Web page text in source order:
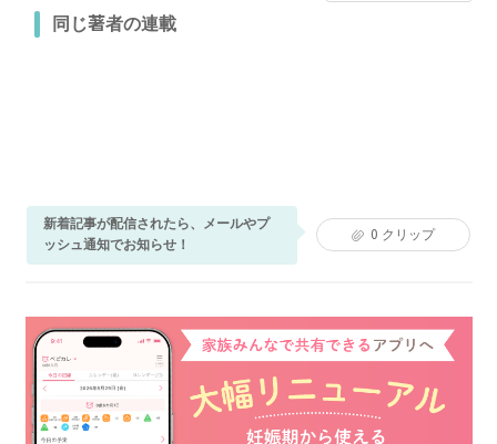
つ情報についても自信があります！ わたしの記事で
は、「これは絶対紹介したい！」「実践したい！」と
同じ著者の連載
新着記事が配信されたら、メールやプ
ッシュ通知でお知らせ！
0 クリップ